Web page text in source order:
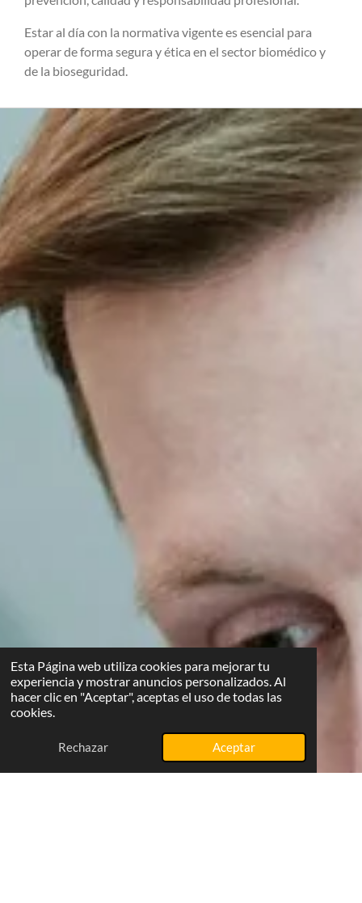
Esta Página web utiliza cookies para mejorar tu
experiencia y mostrar anuncios personalizados. Al
hacer clic en "Aceptar", aceptas el uso de todas las
cookies.
Rechazar Aceptar
Estar al día con la normativa vigente es esencial para
operar de forma segura y ética en el sector biomédico y
de la bioseguridad.